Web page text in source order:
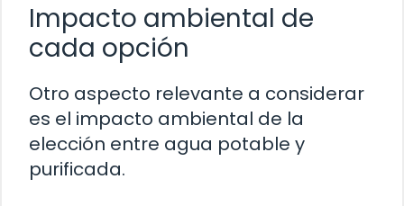
Impacto ambiental de
cada opción
Otro aspecto relevante a considerar
es el impacto ambiental de la
elección entre agua potable y
purificada.